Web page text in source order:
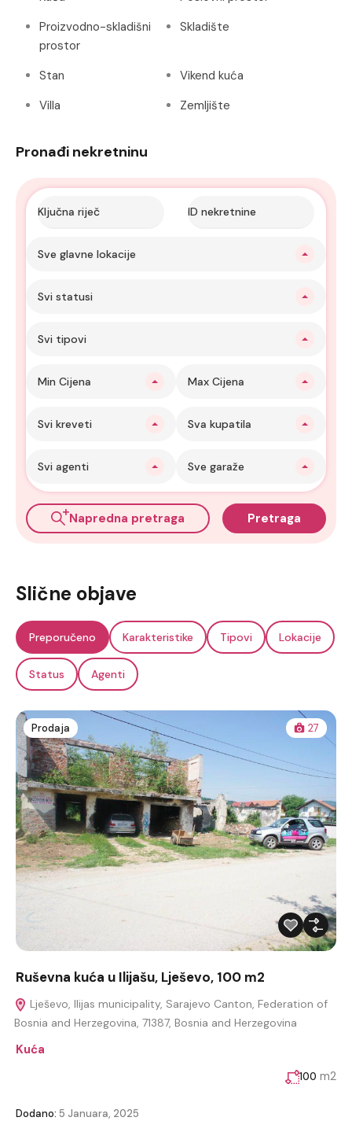
Proizvodno-skladišni
prostor
Skladište
Stan
Vikend kuća
Villa
Zemljište
Pronađi nekretninu
Sve glavne lokacije
Svi statusi
Svi tipovi
Min Cijena Max Cijena
Svi kreveti Sva kupatila
Svi agenti Sve garaže
Napredna pretraga Pretraga
Slične objave
Preporučeno Karakteristike Tipovi Lokacije
Status Agenti
Prodaja 27
Ruševna kuća u Ilijašu, Lješevo, 100 m2
Lješevo, Ilijas municipality, Sarajevo Canton, Federation of
Bosnia and Herzegovina, 71387, Bosnia and Herzegovina
Kuća
100 m2
Dodano: 5 Januara, 2025